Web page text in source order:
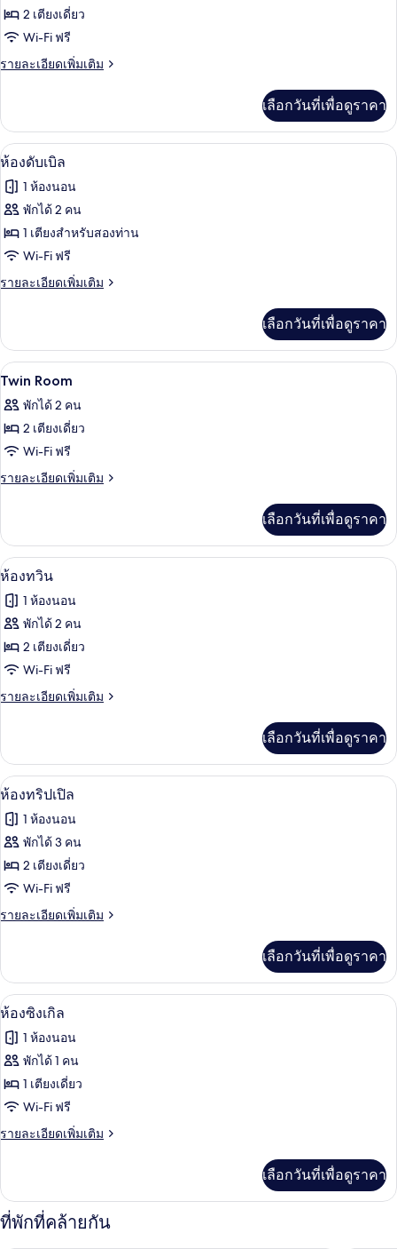
ทั้งหมด
ของ
Twin
2 เตียงเดี่ยว
Wi-Fi ฟรี
รายละเอียดเพิ่มเติม
ราย
เกี่ยว
กับ
Twin
เลือกวันที่เพื่อดูราคา
เปิด
ภาพถ่าย
ทั้งหมด
ของ
ห้อง
ดับเบิล
ห้องดับเบิล | โต๊ะทำงาน, Wi-Fi ฟรี, ผ้า
7
ห้องดับเบิล
1 ห้องนอน
พักได้ 2 คน
1 เตียงสำหรับสองท่าน
Wi-Fi ฟรี
รายละเอียดเพิ่มเติม
ราย
เกี่ยว
กับ
ห้อง
เลือกวันที่เพื่อดูราคา
เปิด
ภาพถ่าย
ทั้งหมด
ของ
Twin
10
Twin Room
พักได้ 2 คน
2 เตียงเดี่ยว
Wi-Fi ฟรี
รายละเอียดเพิ่มเติม
ราย
เกี่ยว
กับ
Twin
เลือกวันที่เพื่อดูราคา
เปิด
ภาพถ่าย
ทั้งหมด
ของ
ห้อง
ทวิน
ห้องทวิน | โต๊ะทำงาน, Wi-Fi ฟรี, ผ้าปูที่
6
ห้องทวิน
1 ห้องนอน
พักได้ 2 คน
2 เตียงเดี่ยว
Wi-Fi ฟรี
รายละเอียดเพิ่มเติม
ราย
เกี่ยว
กับ
ห้อง
น
เลือกวันที่เพื่อดูราคา
เปิด
ภาพถ่าย
ทั้งหมด
ของ
ห้อง
ทริปเปิล
ห้องทริปเปิล | โต๊ะทำงาน, Wi-Fi ฟรี, ผ้
5
ห้องทริปเปิล
1 ห้องนอน
พักได้ 3 คน
2 เตียงเดี่ยว
Wi-Fi ฟรี
รายละเอียดเพิ่มเติม
ราย
เกี่ยว
กับ
ห้อง
เลือกวันที่เพื่อดูราคา
เปิด
ภาพถ่าย
ทั้งหมด
ของ
ห้อง
ซิงเกิล
ห้องซิงเกิล | โต๊ะทำงาน, Wi-Fi ฟรี, ผ้า
5
ห้องซิงเกิล
1 ห้องนอน
พักได้ 1 คน
1 เตียงเดี่ยว
Wi-Fi ฟรี
รายละเอียดเพิ่มเติม
ราย
เกี่ยว
กับ
ห้อง
ซิงเกิล
เลือกวันที่เพื่อดูราคา
ที่พักที่คล้ายกัน